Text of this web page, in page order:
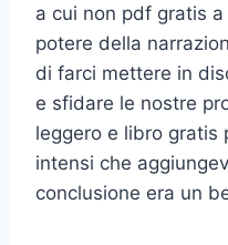
a cui non pdf gratis
potere della
di farci mettere in
e sfidare le nostre
leggero e libro gratis
intensi che
conclusione era un